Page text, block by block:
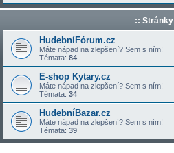
:: Stránky
HudebníFórum.cz
Máte nápad na zlepšení? Sem s ním!
Témata: 84
E-shop Kytary.cz
Máte nápad na zlepšení? Sem s ním!
Témata: 34
HudebníBazar.cz
Máte nápad na zlepšení? Sem s ním!
Témata: 39